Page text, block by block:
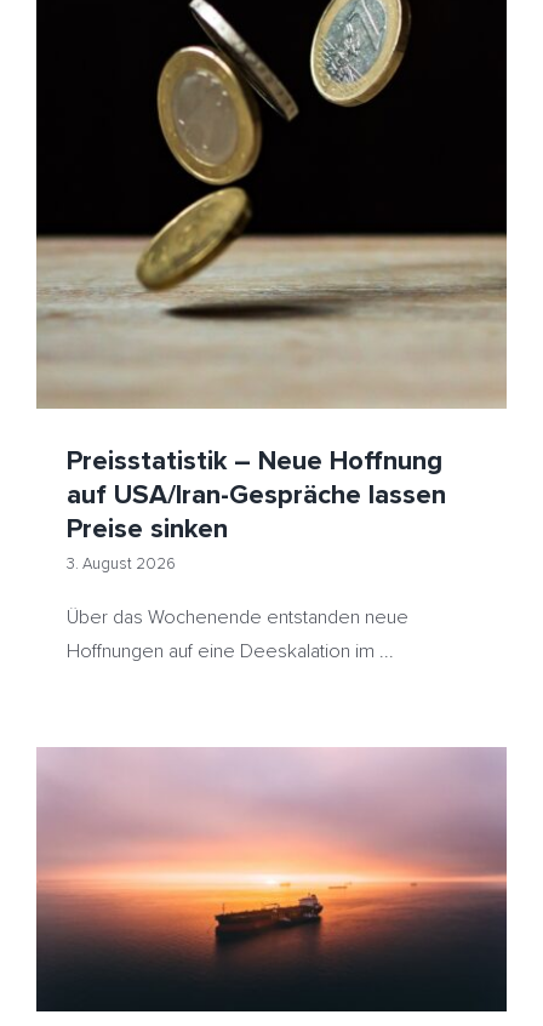
Preisstatistik – Neue Hoffnung auf USA/Iran-
Gespräche lassen Preise sinken
HeizölNews
Preisstatistik – Neue Hoffnung
auf USA/Iran-Gespräche lassen
Preise sinken
3. August 2026
Über das Wochenende entstanden neue
Hoffnungen auf eine Deeskalation im ...
Schiffsverkehr in Straße von Hormus legt leicht zu –
EUR/USD steigt auf 6-Wochen-Hoch – Heizöl günstiger
erwartet
HeizölNews Huthi Iran Naher Osten Ölpreis Rotes
Meer Saudi-Arabien Straße von Hormus